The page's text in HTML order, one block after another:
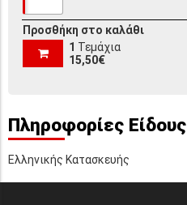
Προσθήκη στο καλάθι
1 Τεμάχια
15,50€
Πληροφορίες Είδους
Ελληνικής Κατασκευής